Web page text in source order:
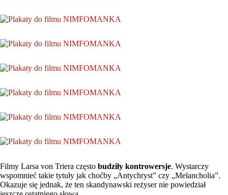
Filmy Larsa von Triera często budziły kontrowersje. Wystarczy
wspomnieć takie tytuły jak choćby „Antychryst” czy „Melancholia”.
Okazuje się jednak, że ten skandynawski reżyser nie powiedział